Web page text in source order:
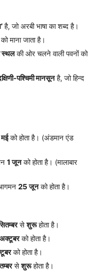
है, जो अरबी भाषा का शब्द है।
माना जाता है।
की ओर चलने वाली पवनों को
पश्चिमी मानसूनहै, जो हिन्द
को होता है। (अंडमान एंड
1 जूनको होता है। (मालाबार
25 जूनको होता है।
सेशुरूहोता है।
को होता है।
को होता है।
सेशुरूहोता है।